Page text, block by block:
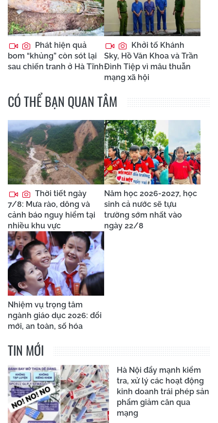
Phát hiện quả
bom “khủng” còn sót lại
sau chiến tranh ở Hà Tĩnh
Khởi tố Khánh
Sky, Hồ Văn Khoa và Trần
Đình Tiệp vì mâu thuẫn
mạng xã hội
CÓ THỂ BẠN QUAN TÂM
Thời tiết ngày
7/8: Mưa rào, dông và
cảnh báo nguy hiểm tại
nhiều khu vực
Năm học 2026-2027, học
sinh cả nước sẽ tựu
trường sớm nhất vào
ngày 22/8
Nhiệm vụ trọng tâm
ngành giáo dục 2026: đổi
mới, an toàn, số hóa
TIN MỚI
Hà Nội đẩy mạnh kiểm
tra, xử lý các hoạt động
kinh doanh trái phép sản
phẩm giảm cân qua
mạng